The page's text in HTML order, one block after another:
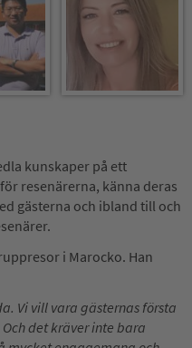
kunskaper på ett
resenärerna, känna deras
gästerna och ibland till och
i Marocko. Han
Vi vill vara gästernas första
det kräver inte bara